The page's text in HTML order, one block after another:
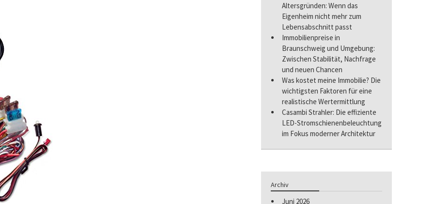
Altersgründen: Wenn das
Eigenheim nicht mehr zum
Lebensabschnitt passt
Immobilienpreise in
Braunschweig und Umgebung:
Zwischen Stabilität, Nachfrage
und neuen Chancen
Was kostet meine Immobilie? Die
wichtigsten Faktoren für eine
realistische Wertermittlung
Casambi Strahler: Die effiziente
LED-Stromschienenbeleuchtung
im Fokus moderner Architektur
Archiv
Juni 2026